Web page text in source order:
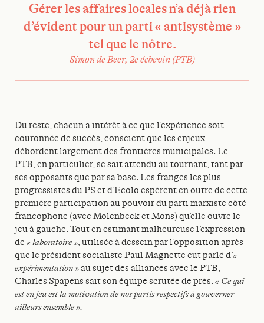
Gérer les affaires locales n’a déjà rien
d’évident pour un parti « antisystème »
tel que le nôtre.
Simon de Beer, 2e échevin (PTB)
Du reste, chacun a intérêt à ce que l’expérience soit
couronnée de succès, conscient que les enjeux
débordent largement des frontières municipales. Le
PTB, en particulier, se sait attendu au tournant, tant par
ses opposants que par sa base. Les franges les plus
progressistes du PS et d’Ecolo espèrent en outre de cette
première participation au pouvoir du parti marxiste côté
francophone (avec Molenbeek et Mons) qu’elle ouvre le
jeu à gauche. Tout en estimant malheureuse l’expression
de « laboratoire », utilisée à dessein par l’opposition après
que le président socialiste Paul Magnette eut parlé d’«
expérimentation »au sujet des alliances avec le PTB,
Charles Spapens sait son équipe scrutée de près. « Ce qui
est en jeu est la motivation de nos partis respectifs à gouverner
ailleurs ensemble ».